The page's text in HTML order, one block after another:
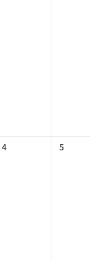
4 5